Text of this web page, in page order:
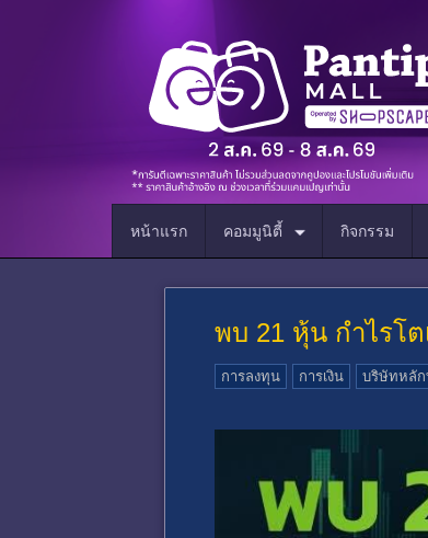
หน้าแรก คอมมูนิตี้ กิจกรรม
พบ 21 หุ้น กำไรโ
การลงทุน การเงิน บริษัทหลั